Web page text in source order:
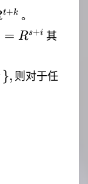
t+k 。
= Rs+i 其
}, 则对于任